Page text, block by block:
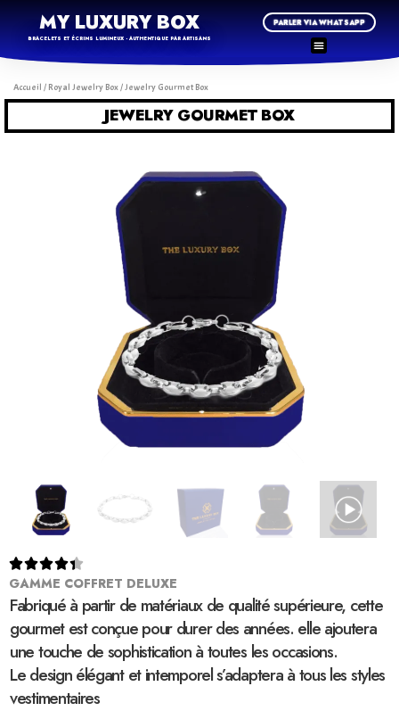
MY LUXURY BOX
BRACELETS ET ÉCRINS LUMINEUX - AUTHENTIQUE PAR ARTISANS
PARLER VIA WHATSAPP
Accueil / Royal Jewelry Box/ Jewelry Gourmet Box
JEWELRY GOURMET BOX

GAMME COFFRET DELUXE
Fabriqué à partir de matériaux de qualité supérieure, cette
gourmet est conçue pour durer des années. elle ajoutera
une touche de sophistication à toutes les occasions.
Le design élégant et intemporel s’adaptera à tous les styles
vestimentaires